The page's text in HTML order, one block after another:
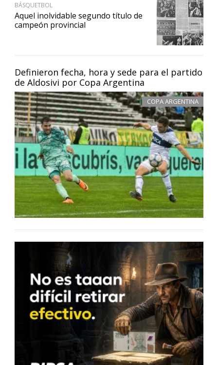
Definieron fecha, hora y sede para el partido
de Aldosivi por Copa Argentina
COPA ARGENTINA
BÁSQUETBOL
Aquel inolvidable segundo título de
campeón provincial